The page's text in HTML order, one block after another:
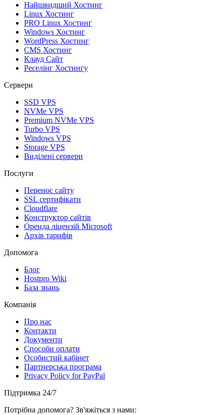
Найшвидший Хостинг
Linux Хостинг
PRO Linux Хостинг
Windows Хостинг
WordPress Хостинг
CMS Хостинг
Клауд Сайт
Реселінг Хостингу
Сервери
SSD VPS
NVMe VPS
Premium NVMe VPS
Turbo VPS
Windows VPS
Storage VPS
Виділені сервери
Послуги
Перенос сайту
SSL сертифікати
Clоudflare
Конструктор сайтів
Оренда ліцензій Microsoft
Архів тарифів
Допомога
Блог
Hostpro Wiki
База знань
Компанія
Про нас
Контакти
Документи
Способи оплати
Особистий кабінет
Партнерська програма
Privacy Policy for PayPal
Підтримка 24/7
Потрібна допомога? Зв'яжіться з нами: